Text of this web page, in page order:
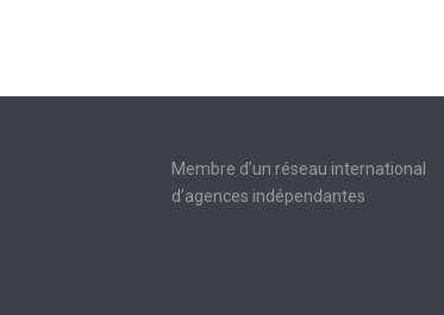
Membre d’un réseau international
d’agences indépendantes